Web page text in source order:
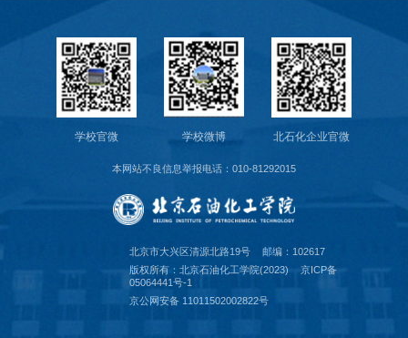
学校官微 学校微博 北石化企业官微
本网站不良信息举报电话：010-81292015
北京市大兴区清源北路19号
邮编：102617
版权所有：北京石油化工学院(2023)
京ICP备
05064441号-1
京公网安备 11011502002822号